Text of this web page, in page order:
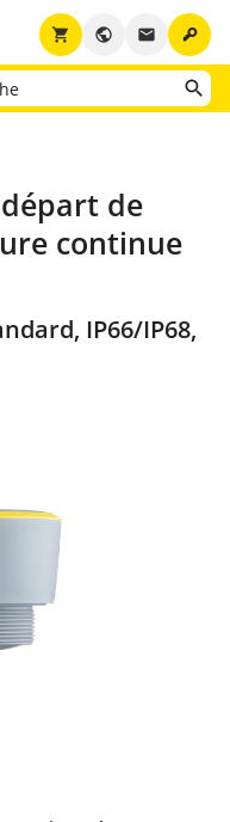
key
email
public
shopping_cart
de
continue
IP66/IP68,